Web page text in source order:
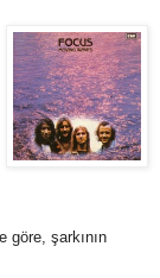
göre, şarkının